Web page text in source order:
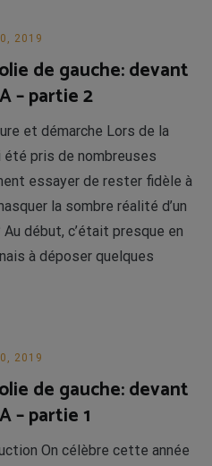
2019
de gauche: devant
– partie 2
et démarche Lors de la
été pris de nombreuses
essayer de rester fidèle à
la sombre réalité d’un
début, c’était presque en
à déposer quelques
2019
de gauche: devant
– partie 1
On célèbre cette année